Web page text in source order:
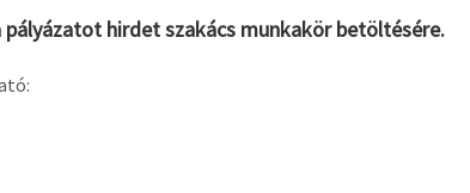
hirdet szakács munkakör betöltésére.